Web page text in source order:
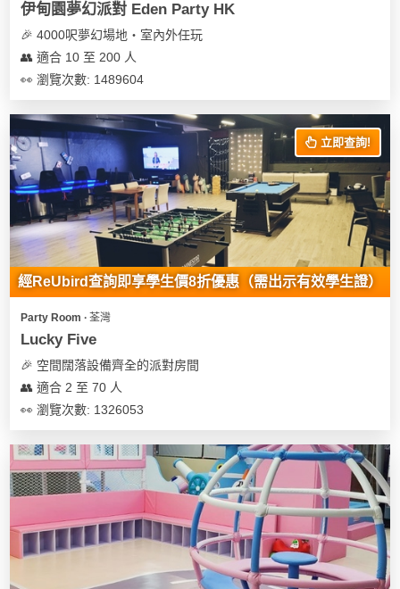
伊甸園夢幻派對 Eden Party HK
🎉 4000呎夢幻場地‧室內外任玩
👥 適合 10 至 200 人
👀 瀏覽次數: 1489604
立即查詢!
經ReUbird查詢即享學生價8折優惠（需出示有效學生證）
Party Room ∙ 荃灣
Lucky Five
🎉 空間闊落設備齊全的派對房間
👥 適合 2 至 70 人
👀 瀏覽次數: 1326053